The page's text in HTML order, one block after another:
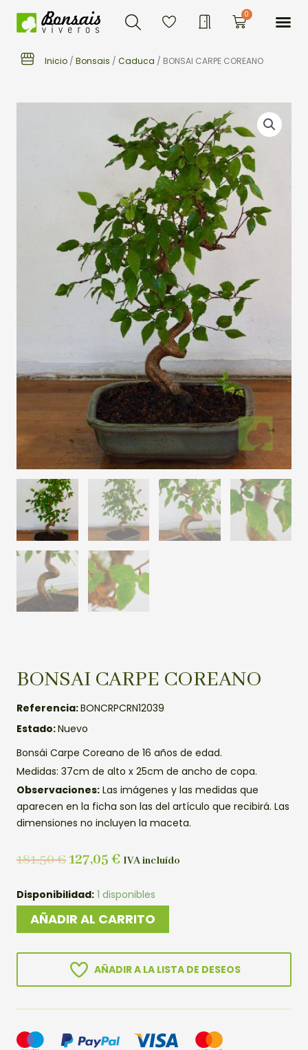
Buscar 0Carrito
Inicio / Bonsais / Caduca / BONSAI CARPE COREANO
BONSAI CARPE COREANO
Referencia:BONCRPCRN12039
Estado:Nuevo
Bonsái Carpe Coreano de 16 años de edad.
Medidas: 37cm de alto x 25cm de ancho de copa.
Observaciones: Las imágenes y las medidas que
aparecen en la ficha son las del artículo que recibirá. Las
dimensiones no incluyen la maceta.
181,50€127,05 € IVA incluído
Disponibilidad: 1 disponibles
BONSAI
CARPE
COREANO
AÑADIR AL CARRITO
AÑADIR A LA LISTA DE DESEOS